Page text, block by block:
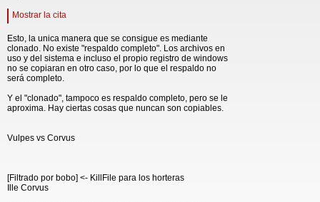
Mostrar la cita
Esto, la unica manera que se consigue es mediante
clonado. No existe "respaldo completo". Los archivos en
uso y del sistema e incluso el propio registro de windows
no se copiaran en otro caso, por lo que el respaldo no
será completo.
Y el "clonado", tampoco es respaldo completo, pero se le
aproxima. Hay ciertas cosas que nuncan son copiables.
Vulpes vs Corvus
[Filtrado por bobo] <- KillFile para los horteras
Ille Corvus